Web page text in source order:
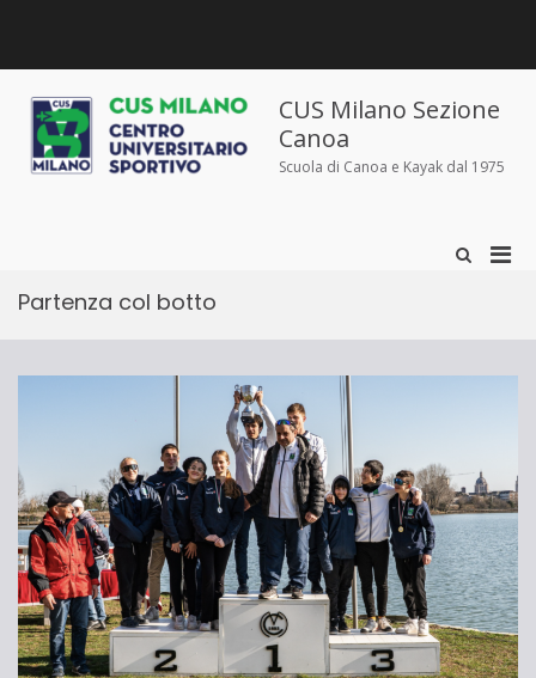
siamo
siamo
e
iscrizioni
sportivo
CUS Milano Sezione
Canoa
Scuola di Canoa e Kayak dal 1975
Mostra
Partenza col botto